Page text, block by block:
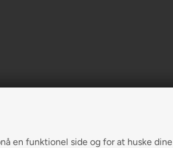
en funktionel side og for at huske dine